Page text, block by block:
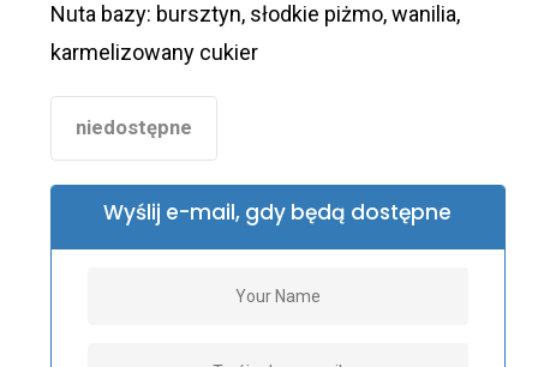
Nuta bazy: bursztyn, słodkie piżmo, wanilia,
karmelizowany cukier
niedostępne
Wyślij e-mail, gdy będą dostępne